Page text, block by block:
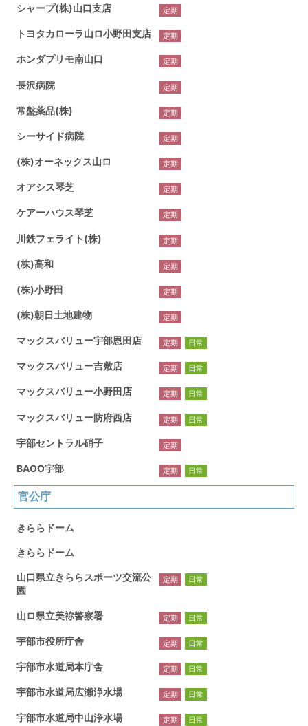
シャープ(株)山口支店 定期
トヨタカローラ山ロ小野田支店 定期
ホンダプリモ南山口 定期
長沢病院 定期
常盤薬品(株) 定期
シーサイド病院 定期
(株)オーネックス山ロ 定期
オアシス琴芝 定期
ケアーハウス琴芝 定期
川鉄フェライト(株) 定期
(株)高和 定期
(株)小野田 定期
(株)朝日土地建物 定期
マックスバリュー宇部恩田店 定期 日常
マックスバリュー吉敷店 定期 日常
マックスバリュー小野田店 定期 日常
マックスバリュー防府西店 定期 日常
宇部セントラル硝子 定期
BAOO宇部 定期 日常
官公庁
きららドーム
きららドーム
山口県立きららスポーツ交流公
園
定期 日常
山ロ県立美祢警察署 定期 日常
宇部市役所庁舎 定期 日常
宇部市水道局本庁舎 定期 日常
宇部市水道局広瀬浄水場 定期 日常
宇部市水道局中山浄水場 定期 日常